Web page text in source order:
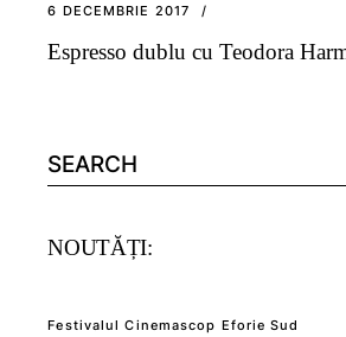
6 DECEMBRIE 2017
Espresso dublu cu Teodora
Search
for:
NOUTĂȚI:
Festivalul Cinemascop Eforie Sud